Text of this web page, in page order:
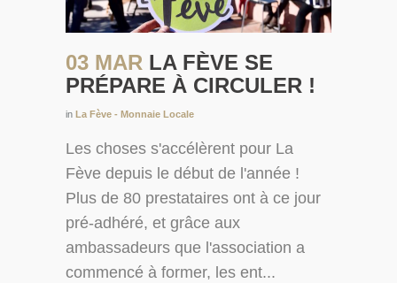
03 MAR LA FÈVE SE
PRÉPARE À CIRCULER !
in La Fève - Monnaie Locale
Les choses s'accélèrent pour La
Fève depuis le début de l'année !
Plus de 80 prestataires ont à ce jour
pré-adhéré, et grâce aux
ambassadeurs que l'association a
commencé à former, les ent...